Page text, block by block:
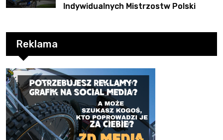
Indywidualnych Mistrzostw Polski
Reklama